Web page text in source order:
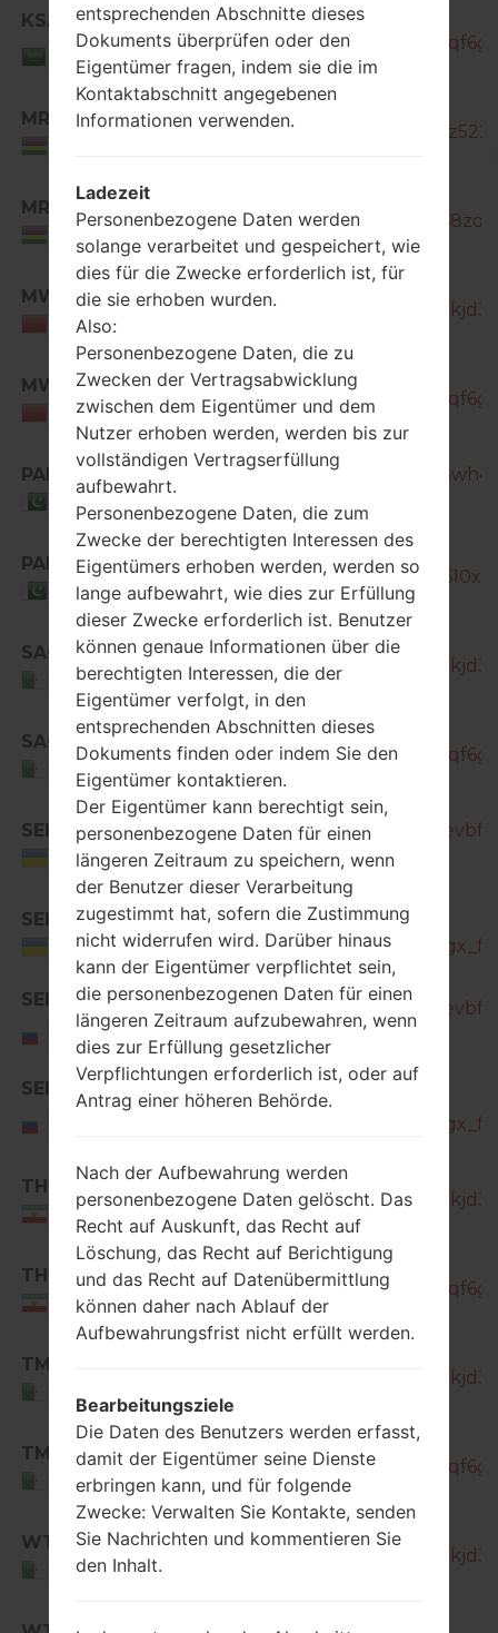
KSA
Saudi
Arabia
SM-
MRU
SM-
MRU
Mauritius
MWD
Morocco
SM-
MWD
Morocco
SM-
PAK
Pakistan
SM-
PAK
Pakistan
SM-
SAC
Algeria
SM-
SAC
Algeria
SM-
SEK
Ukraine
SM-
SEK
Ukraine
SM-
SER
Russian
Federation
SM-
SER
Russian
SM-
THR
Iran
SM-
THR
Iran
SM-
TMC
SM-
TMC
Algeria
SM-
WTL
Algeria
SM-
entsprechenden Abschnitte dieses
Dokuments überprüfen oder den
Eigentümer fragen, indem sie die im
Kontaktabschnitt angegebenen
Informationen verwenden.
Ladezeit
Personenbezogene Daten werden
solange verarbeitet und gespeichert, wie
dies für die Zwecke erforderlich ist, für
die sie erhoben wurden.
Also:
Personenbezogene Daten, die zu
Zwecken der Vertragsabwicklung
zwischen dem Eigentümer und dem
Nutzer erhoben werden, werden bis zur
vollständigen Vertragserfüllung
aufbewahrt.
Personenbezogene Daten, die zum
Zwecke der berechtigten Interessen des
Eigentümers erhoben werden, werden so
lange aufbewahrt, wie dies zur Erfüllung
dieser Zwecke erforderlich ist. Benutzer
können genaue Informationen über die
berechtigten Interessen, die der
Eigentümer verfolgt, in den
entsprechenden Abschnitten dieses
Dokuments finden oder indem Sie den
Eigentümer kontaktieren.
Der Eigentümer kann berechtigt sein,
personenbezogene Daten für einen
längeren Zeitraum zu speichern, wenn
der Benutzer dieser Verarbeitung
zugestimmt hat, sofern die Zustimmung
nicht widerrufen wird. Darüber hinaus
kann der Eigentümer verpflichtet sein,
die personenbezogenen Daten für einen
längeren Zeitraum aufzubewahren, wenn
dies zur Erfüllung gesetzlicher
Verpflichtungen erforderlich ist, oder auf
Antrag einer höheren Behörde.
Nach der Aufbewahrung werden
personenbezogene Daten gelöscht. Das
Recht auf Auskunft, das Recht auf
Löschung, das Recht auf Berichtigung
und das Recht auf Datenübermittlung
können daher nach Ablauf der
Aufbewahrungsfrist nicht erfüllt werden.
Bearbeitungsziele
Die Daten des Benutzers werden erfasst,
damit der Eigentümer seine Dienste
erbringen kann, und für folgende
Zwecke: Verwalten Sie Kontakte, senden
Sie Nachrichten und kommentieren Sie
den Inhalt.